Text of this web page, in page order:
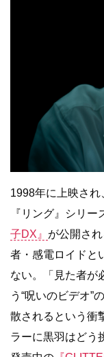
1998年に上映さ
『リング』シリ
子DX』 が公開され
者・感電ロイドと
ない。「見た者が
う“呪いのビデオ”
散されるという衝
ラーに黒羽はどう